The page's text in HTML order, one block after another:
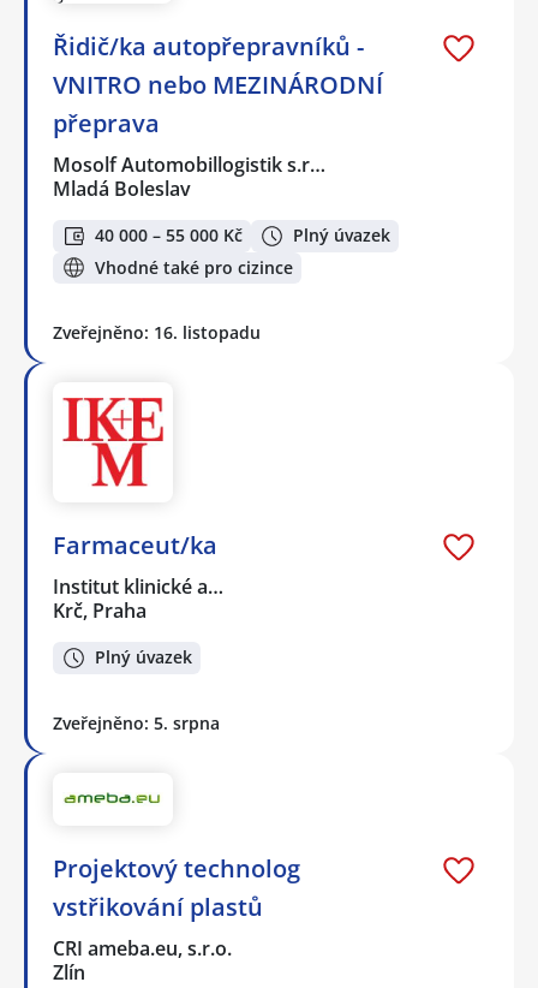
Řidič/ka autopřepravníků -
VNITRO nebo MEZINÁRODNÍ
přeprava
Mosolf Automobillogistik s.r…
Mladá Boleslav
40 000 – 55 000 Kč
Plný úvazek
Vhodné také pro cizince
Zveřejněno: 16. listopadu
Farmaceut/ka
Institut klinické a…
Krč, Praha
Plný úvazek
Zveřejněno: 5. srpna
Projektový technolog
vstřikování plastů
CRI ameba.eu, s.r.o.
Zlín